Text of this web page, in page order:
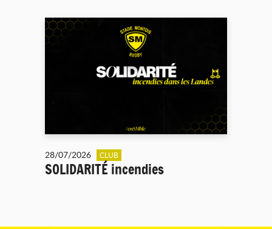
28/07/2026 CLUB
SOLIDARITÉ incendies